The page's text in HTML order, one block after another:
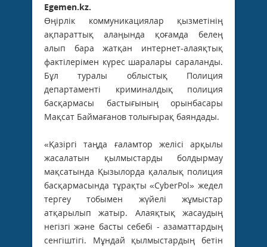
Egemen.kz.
Өңірлік коммуникациялар қызметінің
ақпараттық алаңында қоғамда белең
алып бара жатқан интернет-алаяқтық
фактілерімен күрес шаралары сараланды.
Бұл туралы облыстық Полиция
департаменті криминалдық полиция
басқармасы бастығының орынбасары
Мақсат Баймағанов толығырақ баяндады.
«Қазіргі таңда ғаламтор желісі арқылы
жасалатын қылмыстарды болдырмау
мақсатында Қызылорда қалалық полиция
басқармасында тұрақты «CyberPol» жедел
тергеу тобымен жүйелі жұмыстар
атқарылып жатыр. Алаяқтық жасаудың
негізгі және басты себебі - азаматтардың
сенгіштігі. Мұндай қылмыстардың бетін